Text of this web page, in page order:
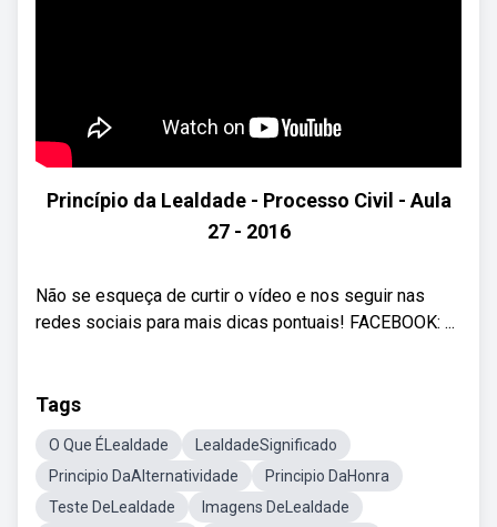
Princípio da Lealdade - Processo Civil - Aula
27 - 2016
Não se esqueça de curtir o vídeo e nos seguir nas
redes sociais para mais dicas pontuais! FACEBOOK: ...
Tags
O Que ÉLealdade
LealdadeSignificado
Principio DaAlternatividade
Principio DaHonra
Teste DeLealdade
Imagens DeLealdade